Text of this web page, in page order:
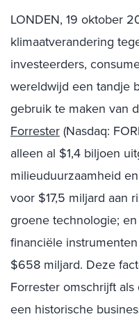
LONDEN, 19 oktober
klimaatverandering
investeerders,
wereldwijd een tandje
gebruik te maken van
Forrester(Nasdaq:
alleen al $1,4 biljoen
milieuduurzaamheid
voor $17,5 miljard aan
groene technologie;
financiële
$658 miljard. Deze
Forrester omschrijft als
een historische